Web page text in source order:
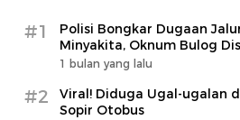
#1
Polisi Bongkar Dugaan
Minyakita, Oknum Bulog
1 bulan yang lalu
#2
Viral! Diduga Ugal-ugalan
Sopir Otobus